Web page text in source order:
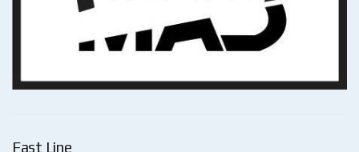
Fast Line